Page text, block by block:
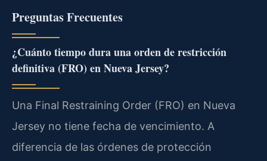
Preguntas Frecuentes
¿Cuánto tiempo dura una orden de restricción
definitiva (FRO) en Nueva Jersey?
Una Final Restraining Order (FRO) en Nueva
Jersey no tiene fecha de vencimiento. A
diferencia de las órdenes de protección